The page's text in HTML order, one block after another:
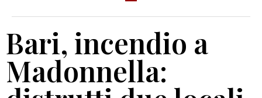
Bari, incendio a
Madonnella: